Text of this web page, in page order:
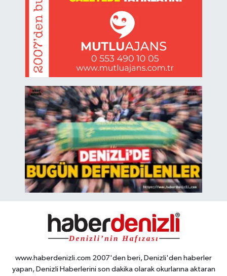
www.haberdenizli.com 2007'den beri, Denizli'den haberler
yapan, Denizli Haberlerini son dakika olarak okurlarına aktaran